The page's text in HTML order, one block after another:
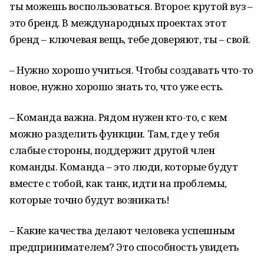
ты можешь воспользоваться. Второе: крутой вуз –
это бренд. В международных проектах этот
бренд – ключевая вещь, тебе доверяют, ты – свой.
– Нужно хорошо учиться. Чтобы создавать что-то
новое, нужно хорошо знать то, что уже есть.
– Команда важна. Рядом нужен кто-то, с кем
можно разделить функции. Там, где у тебя
слабые стороны, поддержит другой член
команды. Команда – это люди, которые будут
вместе с тобой, как танк, идти на проблемы,
которые точно будут возникать!
– Какие качества делают человека успешным
предпринимателем? Это способность увидеть